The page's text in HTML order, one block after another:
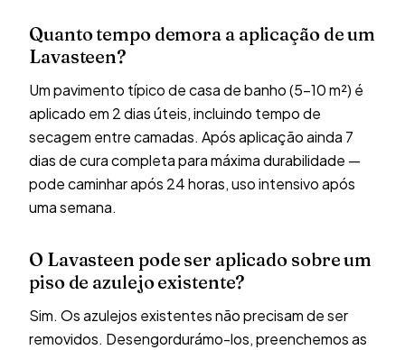
Quanto tempo demora a aplicação de um
Lavasteen?
Um pavimento típico de casa de banho (5–10 m²) é
aplicado em 2 dias úteis, incluindo tempo de
secagem entre camadas. Após aplicação ainda 7
dias de cura completa para máxima durabilidade —
pode caminhar após 24 horas, uso intensivo após
uma semana.
O Lavasteen pode ser aplicado sobre um
piso de azulejo existente?
Sim. Os azulejos existentes não precisam de ser
removidos. Desengordurámo-los, preenchemos as